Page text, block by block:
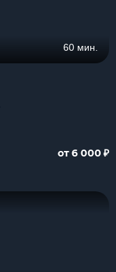
60 мин.
от 6 000 ₽